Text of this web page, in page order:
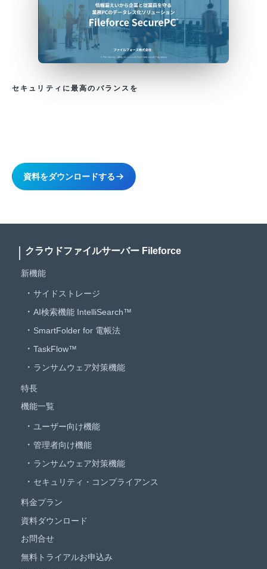
セキュリティに最高のバランスを
資料をダウンロードする
クラウドファイルサーバー Fileforce
新機能
サイドストレージ
AI検索機能 IntelliSearch™
SmartFolder for 電帳法
TaskFlow™
ランサムウェア対策機能
特長
機能一覧
ユーザー向け機能
管理者向け機能
ランサムウェア対策機能
セキュリティ・コンプライアンス
料金プラン
資料ダウンロード
お問合せ
無料トライアルお申込み